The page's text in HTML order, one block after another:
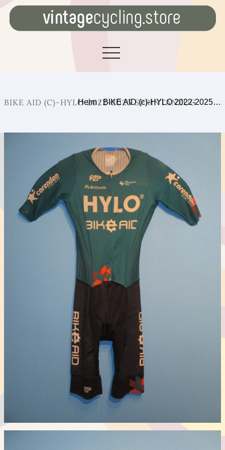
BIKE AID (C)-HYLO 2022-2025 SPRINTANZUG
Heim/BIKE AID (c)-HYLO 2022-2025…